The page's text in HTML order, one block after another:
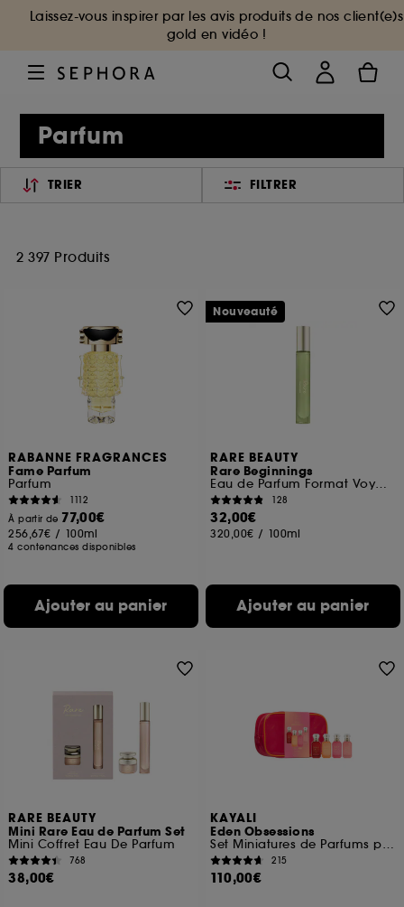
Laissez-vous inspirer par les avis produits de nos client(e)s
gold en vidéo !
Parfum
TRIER FILTRER
2 397 Produits
RABANNE FRAGRANCES
Fame Parfum
Parfum
1112
À partir de 77,00€
256,67€ / 100ml
4 contenances disponibles
Ajouter au panier
RARE BEAUTY
Rare Beginnings
Eau de Parfum Format Voyage
128
32,00€
320,00€ / 100ml
Ajouter au panier
Nouveauté
RARE BEAUTY
Mini Rare Eau de Parfum Set
Mini Coffret Eau De Parfum
768
38,00€
KAYALI
Eden Obsessions
Set Miniatures de Parfums pour Femme
215
110,00€